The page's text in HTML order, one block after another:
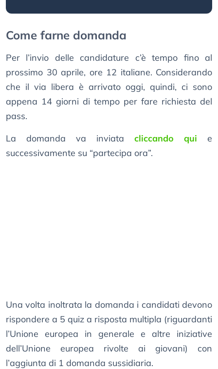
Come farne domanda
Per l’invio delle candidature c’è tempo fino al
prossimo 30 aprile, ore 12 italiane. Considerando
che il via libera è arrivato oggi, quindi, ci sono
appena 14 giorni di tempo per fare richiesta del
pass.
La domanda va inviata cliccando qui e
successivamente su “partecipa ora”.
Una volta inoltrata la domanda i candidati devono
rispondere a 5 quiz a risposta multipla (riguardanti
l’Unione europea in generale e altre iniziative
dell’Unione europea rivolte ai giovani) con
l’aggiunta di 1 domanda sussidiaria.